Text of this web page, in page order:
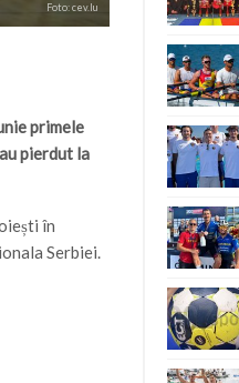
Foto: cev.lu
primele
pierdut la
în
Serbiei.